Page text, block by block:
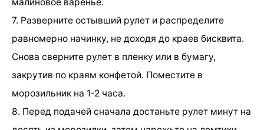
7. Разверните остывший рулет и распределите
равномерно начинку, не доходя до краев бисквита.
Снова сверните рулет в пленку или в бумагу,
закрутив по краям конфетой. Поместите в
морозильник на 1-2 часа.
8. Перед подачей сначала достаньте рулет минут на